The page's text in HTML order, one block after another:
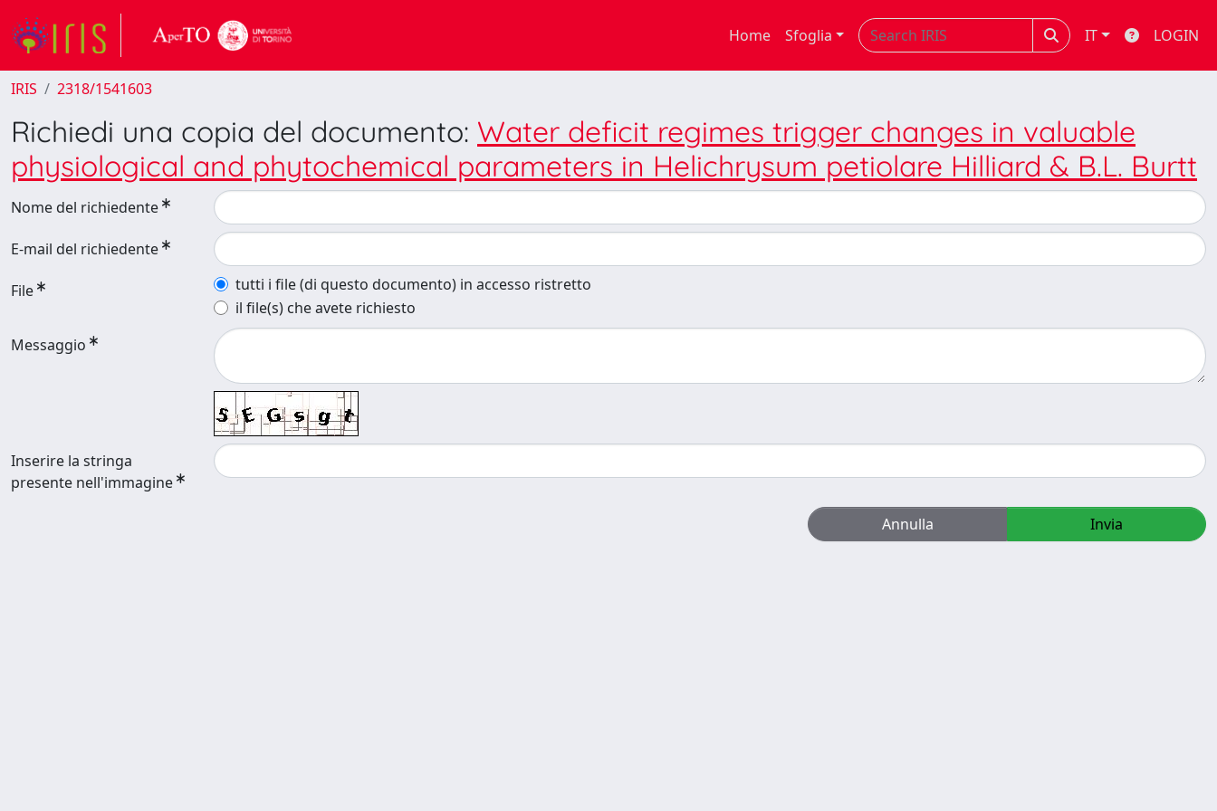
Home Sfoglia IT LOGIN
IRIS 2318/1541603
Richiedi una copia del documento: Water deficit regimes trigger changes in valuable
physiological and phytochemical parameters in Helichrysum petiolare Hilliard & B.L. Burtt
Nome del richiedente
E-mail del richiedente
File
tutti i file (di questo documento) in accesso ristretto
il file(s) che avete richiesto
Messaggio
Inserire la stringa
presente nell'immagine
Annulla Invia